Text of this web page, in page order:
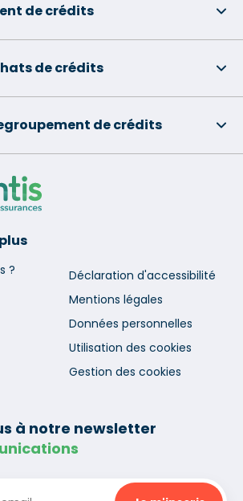
de crédits
de crédits
de crédits
?
Déclaration d'accessibilité
Mentions légales
Données personnelles
Utilisation des cookies
Gestion des cookies
à notre newsletter